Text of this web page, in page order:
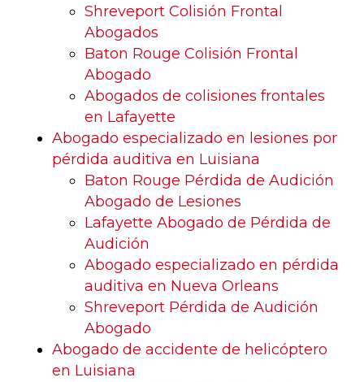
Shreveport Colisión Frontal
Abogados
Baton Rouge Colisión Frontal
Abogado
Abogados de colisiones frontales
en Lafayette
Abogado especializado en lesiones por
pérdida auditiva en Luisiana
Baton Rouge Pérdida de Audición
Abogado de Lesiones
Lafayette Abogado de Pérdida de
Audición
Abogado especializado en pérdida
auditiva en Nueva Orleans
Shreveport Pérdida de Audición
Abogado
Abogado de accidente de helicóptero
en Luisiana